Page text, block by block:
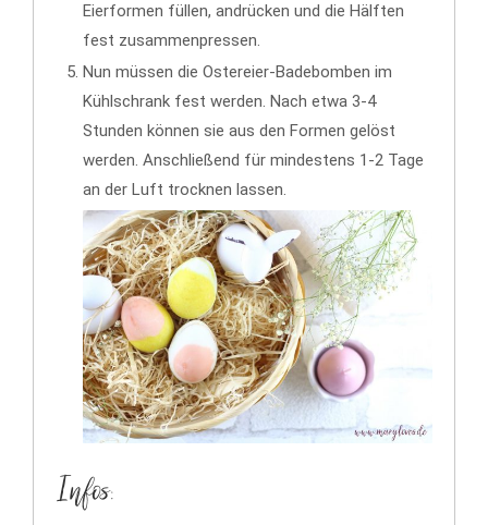
Eierformen füllen, andrücken und die Hälften
fest zusammenpressen.
Nun müssen die Ostereier-Badebomben im
Kühlschrank fest werden. Nach etwa 3-4
Stunden können sie aus den Formen gelöst
werden. Anschließend für mindestens 1-2 Tage
an der Luft trocknen lassen.
Infos: